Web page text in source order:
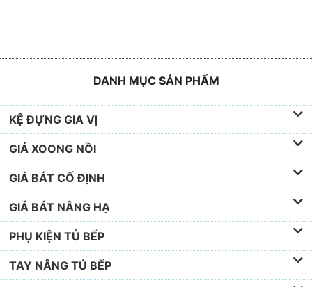
DANH MỤC SẢN PHẨM
KỆ ĐỰNG GIA VỊ
GIÁ XOONG NỒI
GIÁ BÁT CỐ ĐỊNH
GIÁ BÁT NÂNG HẠ
PHỤ KIỆN TỦ BẾP
TAY NÂNG TỦ BẾP